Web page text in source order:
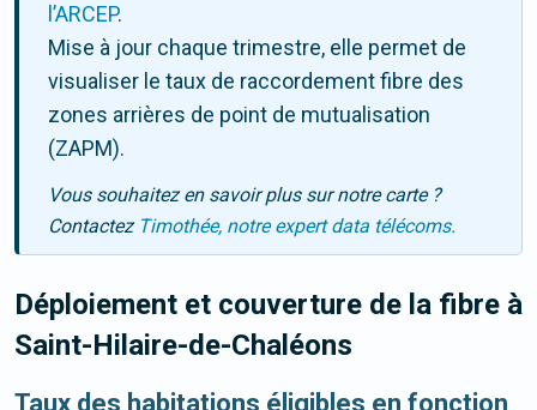
l’ARCEP.
Mise à jour chaque trimestre, elle permet de
visualiser le taux de raccordement fibre des
zones arrières de point de mutualisation
(ZAPM).
Vous souhaitez en savoir plus sur notre carte ?
Contactez Timothée, notre expert data télécoms.
Déploiement et couverture de la fibre à
Saint-Hilaire-de-Chaléons
Taux des habitations éligibles en fonction